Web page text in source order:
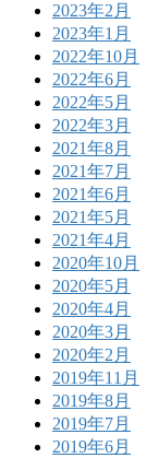
2023年2月
2023年1月
2022年10月
2022年6月
2022年5月
2022年3月
2021年8月
2021年7月
2021年6月
2021年5月
2021年4月
2020年10月
2020年5月
2020年4月
2020年3月
2020年2月
2019年11月
2019年8月
2019年7月
2019年6月